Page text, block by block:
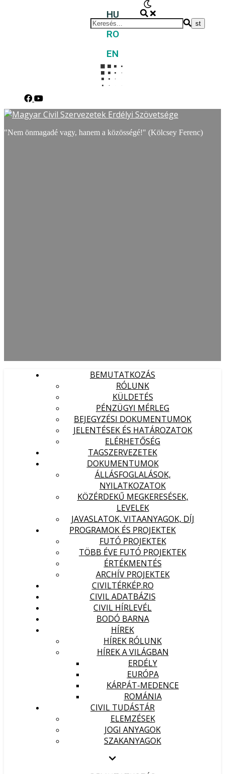
HU
RO
EN
"Nem önmagadé vagy, hanem a közösségé!" (Kölcsey Ferenc)
BEMUTATKOZÁS
RÓLUNK
KÜLDETÉS
PÉNZÜGYI MÉRLEG
BEJEGYZÉSI DOKUMENTUMOK
JELENTÉSEK ÉS HATÁROZATOK
ELÉRHETŐSÉG
TAGSZERVEZETEK
DOKUMENTUMOK
ÁLLÁSFOGLALÁSOK,
NYILATKOZATOK
KÖZÉRDEKŰ MEGKERESÉSEK,
LEVELEK
JAVASLATOK, VITAANYAGOK, DÍJ
PROGRAMOK ÉS PROJEKTEK
FUTÓ PROJEKTEK
TÖBB ÉVE FUTÓ PROJEKTEK
ÉRTÉKMENTÉS
ARCHÍV PROJEKTEK
CIVILTÉRKÉP.RO
CIVIL ADATBÁZIS
CIVIL HÍRLEVÉL
BODÓ BARNA
HÍREK
HÍREK RÓLUNK
HÍREK A VILÁGBAN
ERDÉLY
EURÓPA
KÁRPÁT-MEDENCE
ROMÁNIA
CIVIL TUDÁSTÁR
ELEMZÉSEK
JOGI ANYAGOK
SZAKANYAGOK